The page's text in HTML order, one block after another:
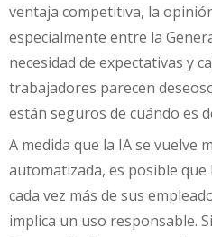
ventaja competitiva, la
especialmente entre la
necesidad de expectativas y
trabajadores parecen
están seguros de cuándo es
A medida que la IA se vuelve
automatizada, es posible
cada vez más de sus
implica un uso responsable.